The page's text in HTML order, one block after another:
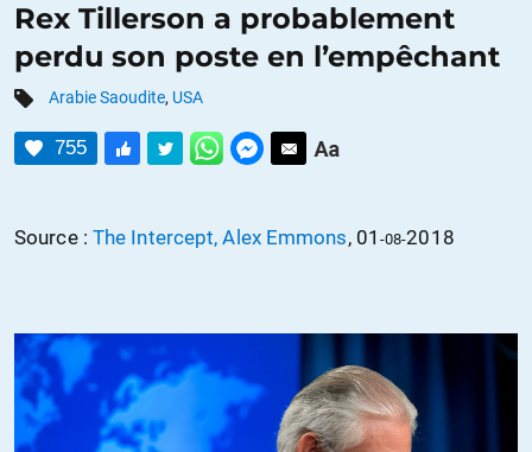
DOSSIERS
CATÉGORIES
CONTACTER
FAIRE UN
Rex Tillerson a probablement
perdu son poste en l’empêchant
Arabie Saoudite, USA
755
Source : The Intercept, Alex Emmons, 01 -08-2018